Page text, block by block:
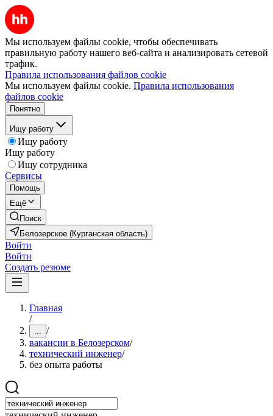
Мы используем файлы cookie, чтобы обеспечивать
правильную работу нашего веб-сайта и анализировать сетевой
трафик.
Правила использования файлов cookie
Мы используем файлы cookie. Правила использования
файлов cookie
Понятно
Ищу работу
Ищу работу
Ищу работу
Ищу сотрудника
Сервисы
Помощь
Ещё
Поиск
Белозерское (Курганская область)
Войти
Войти
Создать резюме
Главная
/
... /
вакансии в Белозерском/
технический инженер/
без опыта работы